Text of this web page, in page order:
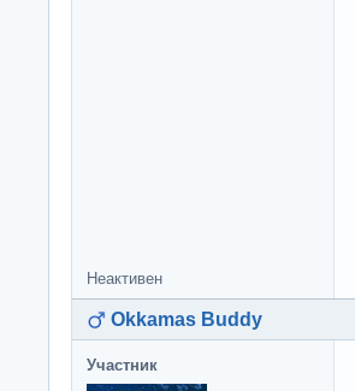
Неактивен
Okkamas Buddy
Участник